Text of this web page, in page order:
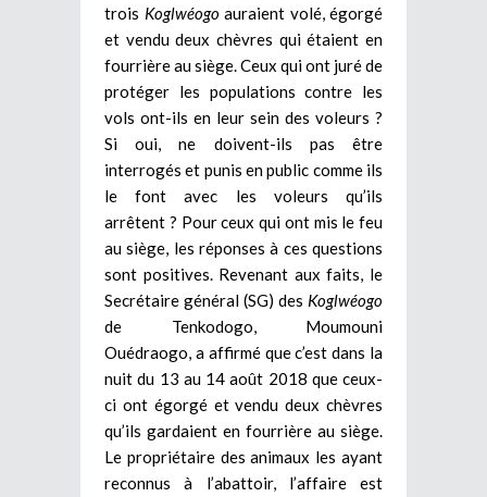
trois Koglwéogoauraient volé, égorgé
et vendu deux chèvres qui étaient en
fourrière au siège. Ceux qui ont juré de
protéger les populations contre les
vols ont-ils en leur sein des voleurs ?
Si oui, ne doivent-ils pas être
interrogés et punis en public comme ils
le font avec les voleurs qu’ils
arrêtent ? Pour ceux qui ont mis le feu
au siège, les réponses à ces questions
sont positives. Revenant aux faits, le
Secrétaire général (SG) des Koglwéogo
de Tenkodogo, Moumouni
Ouédraogo, a affirmé que c’est dans la
nuit du 13 au 14 août 2018 que ceux-
ci ont égorgé et vendu deux chèvres
qu’ils gardaient en fourrière au siège.
Le propriétaire des animaux les ayant
reconnus à l’abattoir, l’affaire est